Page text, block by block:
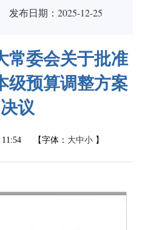
发布日期：2025-12-25
常委会关于批准
级预算调整方案
议
【字体： 大中小 】